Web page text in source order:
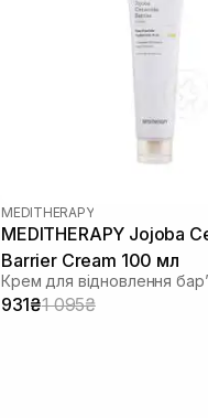
MEDITHERAPY
MEDITHERAPY Jojoba
Barrier Cream 100 мл
Крем для відновлення
931₴1 095₴